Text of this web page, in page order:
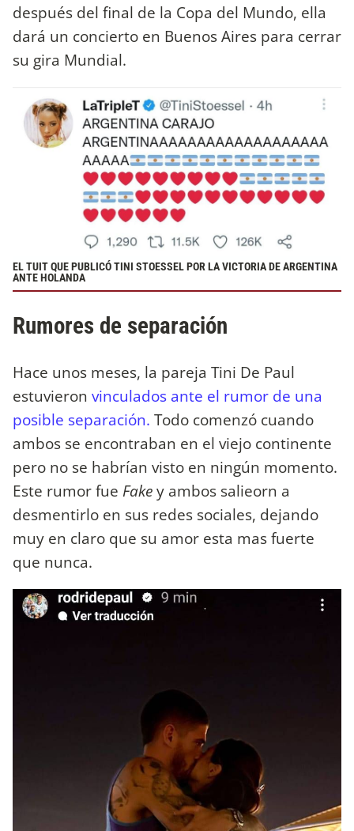
después del final de la Copa del Mundo, ella
dará un concierto en Buenos Aires para cerrar
su gira Mundial.
EL TUIT QUE PUBLICÓ TINI STOESSEL POR LA VICTORIA DE ARGENTINA
ANTE HOLANDA
Rumores de separación
Hace unos meses, la pareja Tini De Paul
estuvieron vinculados ante el rumor de una
posible separación. Todo comenzó cuando
ambos se encontraban en el viejo continente
pero no se habrían visto en ningún momento.
Este rumor fue Fakey ambos salieorn a
desmentirlo en sus redes sociales, dejando
muy en claro que su amor esta mas fuerte
que nunca.